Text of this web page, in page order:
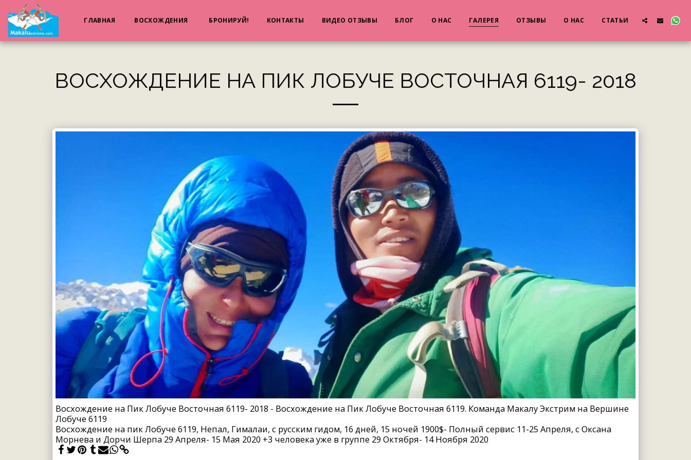
ГЛАВНАЯ ВОСХОЖДЕНИЯ БРОНИРУЙ! КОНТАКТЫ ВИДЕО ОТЗЫВЫ БЛОГ О НАС ГАЛЕРЕЯ ОТЗЫВЫ О НАС СТАТЬИ
ВОСХОЖДЕНИЕ НА ПИК ЛОБУЧЕ ВОСТОЧНАЯ 6119- 2018
Восхождение на Пик Лобуче Восточная 6119- 2018 - Восхождение на Пик Лобуче Восточная 6119. Команда Макалу Экстрим на Вершине
Лобуче 6119
Восхождение на пик Лобуче 6119, Непал, Гималаи, с русским гидом, 16 дней, 15 ночей 1900$- Полный сервис 11-25 Апреля, с Оксана
Морнева и Дорчи Шерпа 29 Апреля- 15 Мая 2020 +3 человека уже в группе 29 Октября- 14 Ноября 2020